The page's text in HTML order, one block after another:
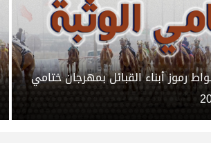
رموز أبناء القبائل بمهرجان ختامي